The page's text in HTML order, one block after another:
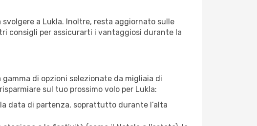
a Lukla. Inoltre, resta aggiornato sulle
consigli per assicurarti i vantaggiosi durante la
di opzioni selezionate da migliaia di
sul tuo prossimo volo per Lukla:
data di partenza, soprattutto durante l’alta